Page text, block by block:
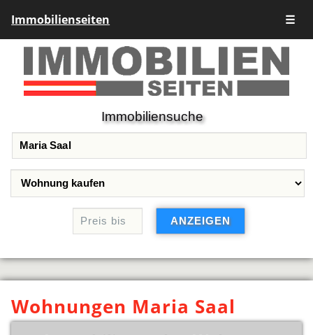
Immobilienseiten ☰
Immobiliensuche
Wohnungen Maria Saal